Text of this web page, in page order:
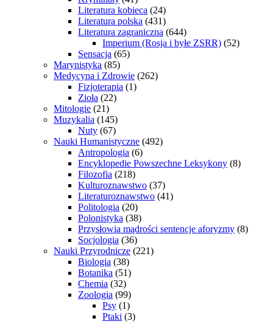
Literatura kobieca (24)
Literatura polska (431)
Literatura zagraniczna (644)
Imperium (Rosja i byłe ZSRR) (52)
Sensacja (65)
Marynistyka (85)
Medycyna i Zdrowie (262)
Fizjoterapia (1)
Zioła (22)
Mitologie (21)
Muzykalia (145)
Nuty (67)
Nauki Humanistyczne (492)
Antropologia (6)
Encyklopedie Powszechne Leksykony (8)
Filozofia (218)
Kulturoznawstwo (37)
Literaturoznawstwo (41)
Politologia (20)
Polonistyka (38)
Przysłowia mądrości sentencje aforyzmy (8)
Socjologia (36)
Nauki Przyrodnicze (221)
Biologia (38)
Botanika (51)
Chemia (32)
Zoologia (99)
Psy (1)
Ptaki (3)